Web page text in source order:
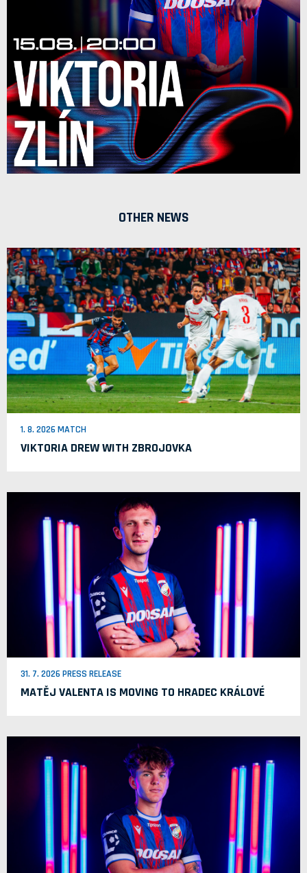
OTHER NEWS
1. 8. 2026 MATCH
VIKTORIA DREW WITH ZBROJOVKA
31. 7. 2026 PRESS RELEASE
MATĚJ VALENTA IS MOVING TO HRADEC KRÁLOVÉ